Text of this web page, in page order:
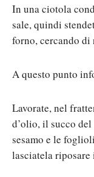
In una ciotola
sale, quindi
forno, cercando
A questo punto
Lavorate, nel
d’olio, il succo
sesamo e le
lasciatela